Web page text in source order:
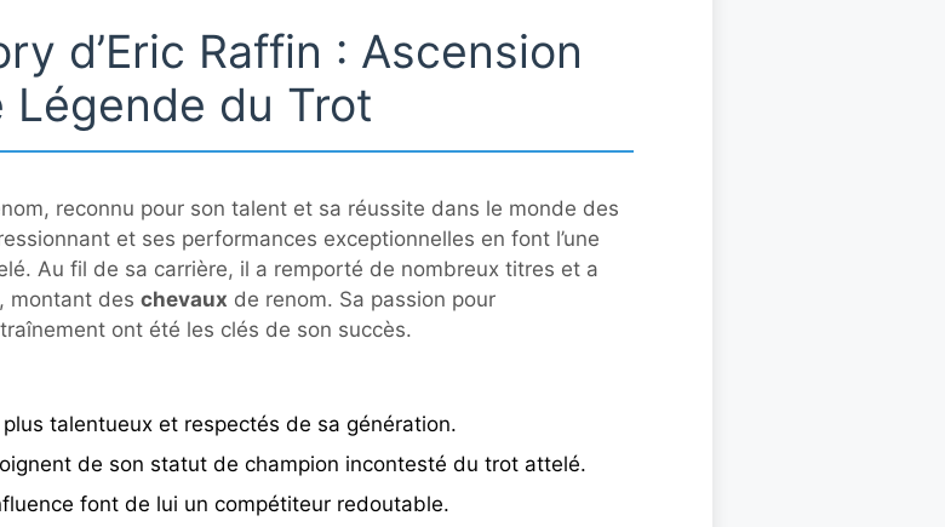
d’Eric Raffin : Ascension
Légende du Trot
reconnu pour son talent et sa réussite dans le monde des
et ses performances exceptionnelles en font l’une
Au fil de sa carrière, il a remporté de nombreux titres et a
montant des chevaux de renom. Sa passion pour
ont été les clés de son succès.
plus talentueux et respectés de sa génération.
de son statut de champion incontesté du trot attelé.
font de lui un compétiteur redoutable.